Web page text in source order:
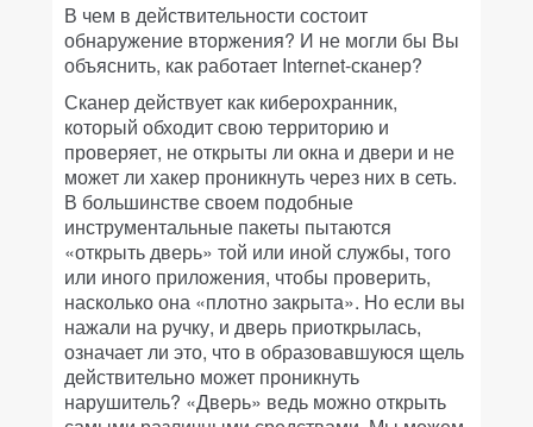
В чем в действительности состоит
обнаружение вторжения? И не могли бы Вы
объяснить, как работает Internet-сканер?
Сканер действует как киберохранник,
который обходит свою территорию и
проверяет, не открыты ли окна и двери и не
может ли хакер проникнуть через них в сеть.
В большинстве своем подобные
инструментальные пакеты пытаются
«открыть дверь» той или иной службы, того
или иного приложения, чтобы проверить,
насколько она «плотно закрыта». Но если вы
нажали на ручку, и дверь приоткрылась,
означает ли это, что в образовавшуюся щель
действительно может проникнуть
нарушитель? «Дверь» ведь можно открыть